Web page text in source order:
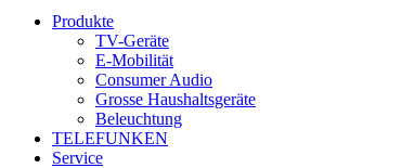
Produkte
TV-Geräte
E-Mobilität
Consumer Audio
Grosse Haushaltsgeräte
Beleuchtung
TELEFUNKEN
Service